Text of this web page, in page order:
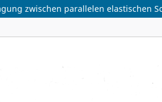
zwischen parallelen elastischen